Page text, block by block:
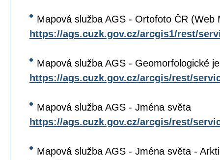
Mapová služba AGS - Ortofoto ČR (Web
https://ags.cuzk.gov.cz/arcgis1/rest/
Mapová služba AGS - Geomorfologické
https://ags.cuzk.gov.cz/arcgis/rest/
Mapová služba AGS - Jména světa
https://ags.cuzk.gov.cz/arcgis/rest/
Mapová služba AGS - Jména světa -